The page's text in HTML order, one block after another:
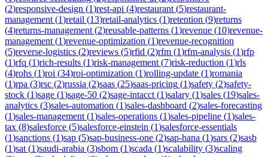
(2)responsive-design (1)rest-api (4)restaurant (5)restaurant-
management (1)retail (13)retail-analytics (1)retention (9)returns
(4)returns-management (2)reusable-patterns (1)revenue (10)revenue-
management (1)revenue-optimization (1)revenue-recognition
(5)reverse-logistics (2)reviews (5)rfid (2)rfm (1)rfm-analysis (1)rfp
(1)rfq (1)rich-results (1)risk-management (7)risk-reduction (1)rls
(4)rohs (1)roi (34)roi-optimization (1)rolling-update (1)romania
(1)rpa (3)rsc (2)russia (2)saas (25)saas-pricing (1)safety (2)safety-
stock (1)sage (1)sage-50 (2)sage-intacct (1)salary (1)sales (19)sales-
analytics (3)sales-automation (1)sales-dashboard (2)sales-forecasting
(1)sales-management (1)sales-operations (1)sales-pipeline (1)sales-
tax (8)salesforce (5)salesforce-einstein (1)salesforce-essentials
(1)sanctions (1)sap (5)sap-business-one (2)sap-hana (1)sars (2)sasb
(1)sat (1)saudi-arabia (3)sbom (1)scada (1)scalability (3)scaling